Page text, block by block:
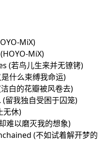
MiX)
MiX)
(若鸟儿生来并无镣铐)
什么束缚我命运)
白的花瓣被风卷去)
我独自受困于囚笼)
无休)
难以磨灭我的想象)
(不如试着解开梦的